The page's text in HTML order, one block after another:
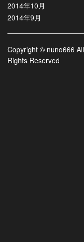
2014年10月
2014年9月
Copyright © nuno666 All
Rights Reserved